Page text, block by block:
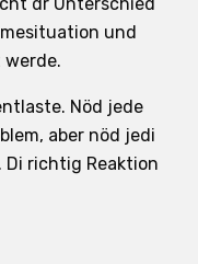
und
Nöd jede
aber nöd jedi
Di richtig Reaktion